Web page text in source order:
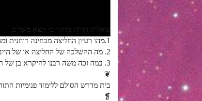
שאלות חזרה בזוהר כי תצא מ-מ"ב
1.מהו רעיון החליצה מבחינה רוחנית ומהו מבחינת עבודת האדם בגוף אחד?
2. מה ההשלכה של החליצה או של הייבום על המצוות וצורתן שעושה האדם?
3. במה זכה משה רבנו להיקרא בן של הקב"ה אגב כך הסבר מה ההבדל בין עבודת העבד לעבודת הבן?
❦
בית מדרש הסולם ללימוד פנימיות
❡